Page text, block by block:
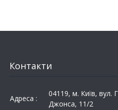
Контакти
Адреса :
04119, м. Київ, вул.
Джонса, 11/2